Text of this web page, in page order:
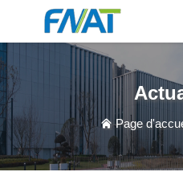
PRODUIT
À PROPOS DE NOUS
Page